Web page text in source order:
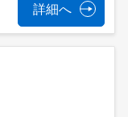
詳細へ